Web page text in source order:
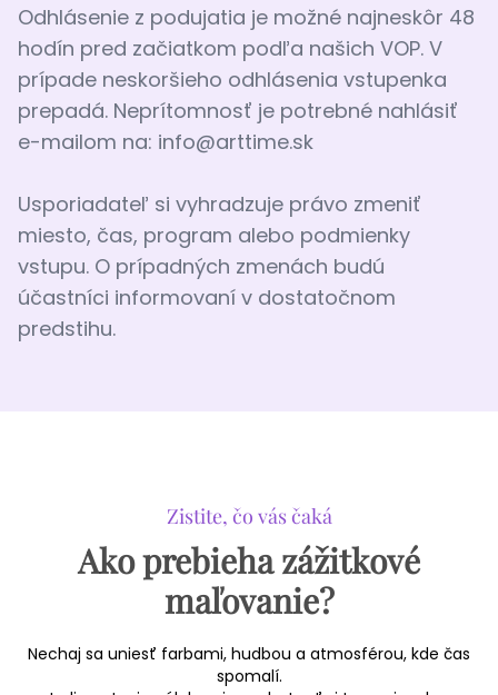
Odhlásenie z podujatia je možné najneskôr 48
hodín pred začiatkom podľa našich VOP. V
prípade neskoršieho odhlásenia vstupenka
prepadá. Neprítomnosť je potrebné nahlásiť
e-mailom na: info@arttime.sk
Usporiadateľ si vyhradzuje právo zmeniť
miesto, čas, program alebo podmienky
vstupu. O prípadných zmenách budú
účastníci informovaní v dostatočnom
predstihu.
Zistite, čo vás čaká
Ako prebieha zážitkové
maľovanie?
Nechaj sa uniesť farbami, hudbou a atmosférou, kde čas
spomalí.